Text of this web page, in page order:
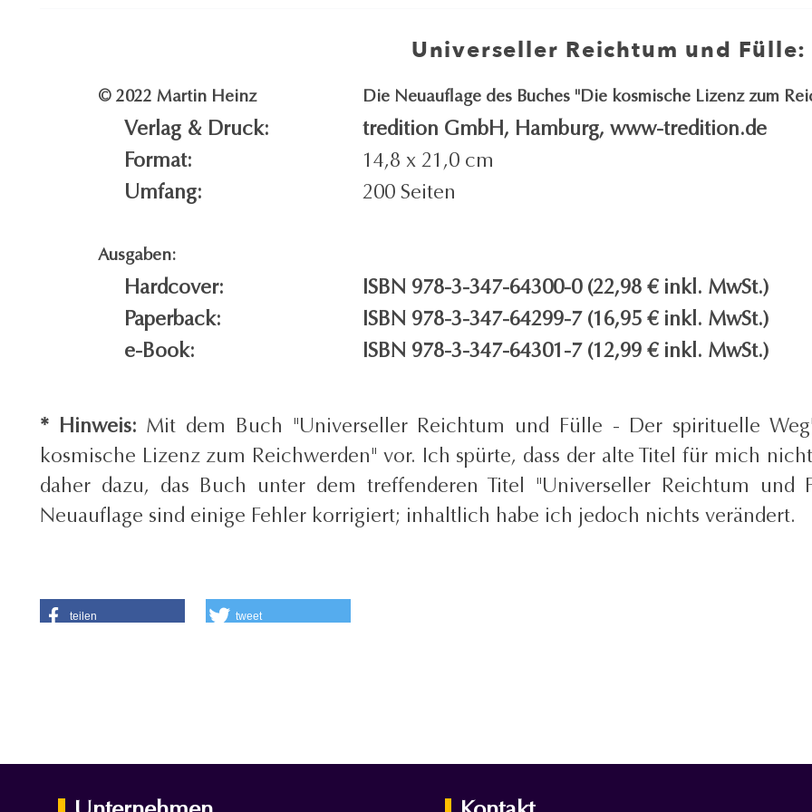
Universeller Reichtum und Fülle:
© 2022 Martin Heinz Die Neuauflage des Buches "Die kosmische Lizenz zum
Verlag & Druck:
tredition GmbH, Hamburg, www-tredition.de
Format:
14,8 x 21,0 cm
Umfang:
200 Seiten
Ausgaben:
Hardcover:
ISBN 978-3-347-64300-0 (22,98 € inkl. MwSt.)
Paperback:
ISBN 978-3-347-64299-7 (16,95 € inkl. MwSt.)
e-Book:
ISBN 978-3-347-64301-7 (12,99 € inkl. MwSt.)
* Hinweis: Mit dem Buch "Universeller Reichtum und Fülle - Der spirituelle
kosmische Lizenz zum Reichwerden" vor. Ich spürte, dass der alte Titel für mich
daher dazu, das Buch unter dem treffenderen Titel "Universeller Reichtum
Neuauflage sind einige Fehler korrigiert; inhaltlich habe ich jedoch nichts verändert.
teilen tweet